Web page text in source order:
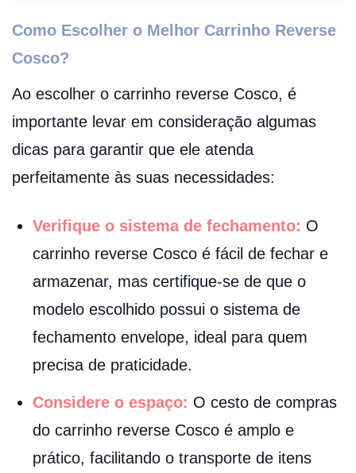
Como Escolher o Melhor Carrinho Reverse
Cosco?
Ao escolher o carrinho reverse Cosco, é
importante levar em consideração algumas
dicas para garantir que ele atenda
perfeitamente às suas necessidades:
Verifique o sistema de fechamento: O
carrinho reverse Cosco é fácil de fechar e
armazenar, mas certifique-se de que o
modelo escolhido possui o sistema de
fechamento envelope, ideal para quem
precisa de praticidade.
Considere o espaço: O cesto de compras
do carrinho reverse Cosco é amplo e
prático, facilitando o transporte de itens